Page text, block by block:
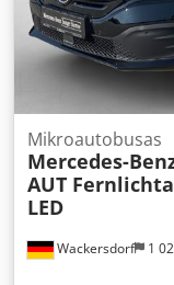
Wackersdorf 1
Mikroautobusas
Mercedes-
AUT
LED